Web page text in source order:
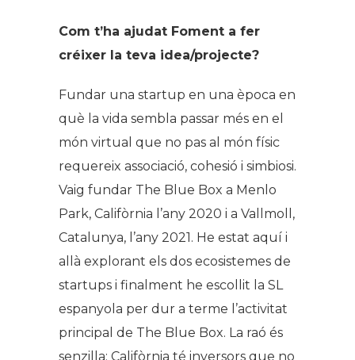
Com t’ha ajudat Foment a fer
créixer la teva idea/projecte?
Fundar una startup en una època en
què la vida sembla passar més en el
món virtual que no pas al món físic
requereix associació, cohesió i simbiosi.
Vaig fundar The Blue Box a Menlo
Park, Califòrnia l’any 2020 i a Vallmoll,
Catalunya, l’any 2021. He estat aquí i
allà explorant els dos ecosistemes de
startups i finalment he escollit la SL
espanyola per dur a terme l’activitat
principal de The Blue Box. La raó és
senzilla: Califòrnia té inversors que no